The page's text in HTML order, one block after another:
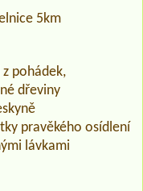
5km
pohádek,
dřeviny
pravěkého osídlení
lávkami